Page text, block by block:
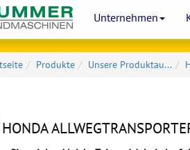
Unternehmen
Produkte Unsere Produktau...
HONDA